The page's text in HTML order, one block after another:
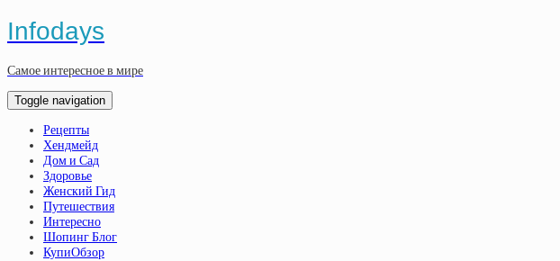
Infodays
Самое интересное в мире
Toggle navigation
Рецепты
Хендмейд
Дом и Сад
Здоровье
Женский Гид
Путешествия
Интересно
Шопинг Блог
КупиОбзор